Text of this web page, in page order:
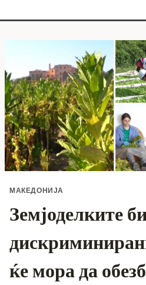
МАКЕДОНИЈА
Земјоделките
ќе мора да